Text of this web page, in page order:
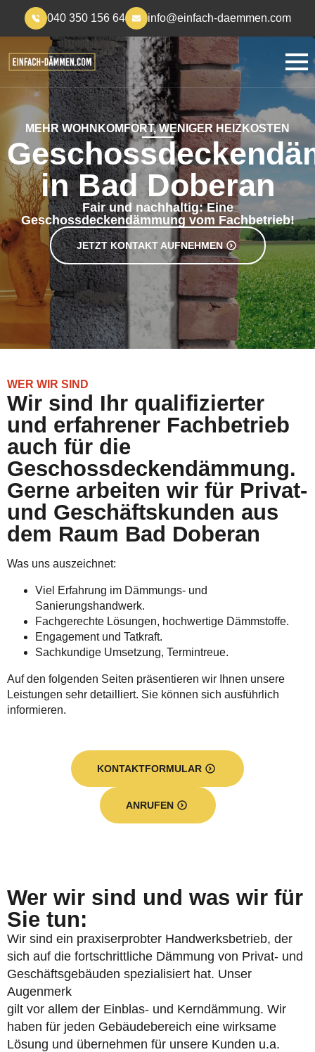
040 350 156 64 info@einfach-daemmen.com
MEHR WOHNKOMFORT, WENIGER HEIZKOSTEN
in Bad Doberan
Fair und nachhaltig: Eine
Geschossdeckendämmung vom Fachbetrieb!
JETZT KONTAKT AUFNEHMEN
WER WIR SIND
Wir sind Ihr qualifizierter
und erfahrener Fachbetrieb
auch für die
Geschossdeckendämmung.
Gerne arbeiten wir für Privat-
und Geschäftskunden aus
dem Raum Bad Doberan
Was uns auszeichnet:
Viel Erfahrung im Dämmungs- und
Sanierungshandwerk.
Fachgerechte Lösungen, hochwertige Dämmstoffe.
Engagement und Tatkraft.
Sachkundige Umsetzung, Termintreue.
Auf den folgenden Seiten präsentieren wir Ihnen unsere
Leistungen sehr detailliert. Sie können sich ausführlich
informieren.
KONTAKTFORMULAR
ANRUFEN
Wer wir sind und was wir für
Sie tun:
Wir sind ein praxiserprobter Handwerksbetrieb, der
sich auf die fortschrittliche Dämmung von Privat- und
Geschäftsgebäuden spezialisiert hat. Unser
Augenmerk
gilt vor allem der Einblas- und Kerndämmung. Wir
haben für jeden Gebäudebereich eine wirksame
Lösung und übernehmen für unsere Kunden u.a.